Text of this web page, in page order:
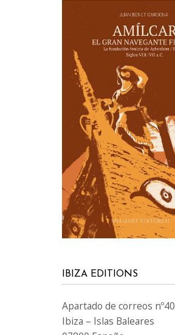
IBIZA EDITIONS
Apartado de correos nº40
Ibiza – Islas Baleares